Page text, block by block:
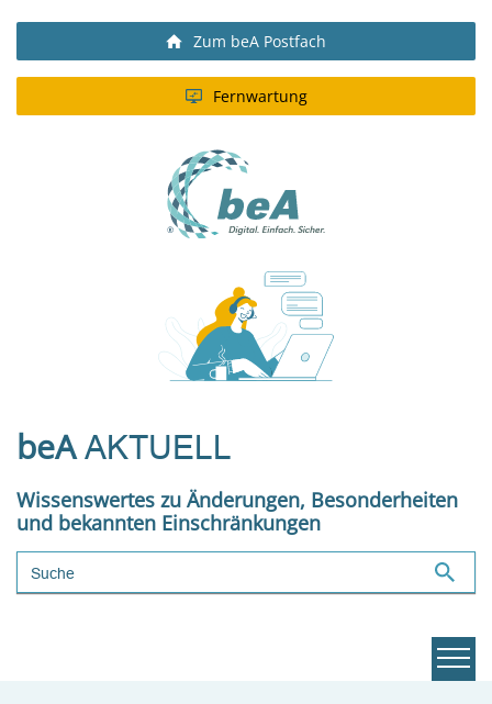
Zum beA Postfach
Fernwartung
beAAKTUELL
Wissenswertes zu Änderungen, Besonderheiten
und bekannten Einschränkungen
Suchbegriff